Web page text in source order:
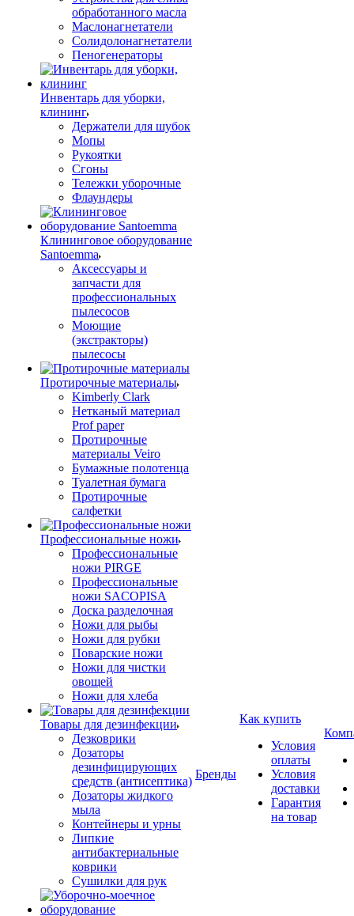
обработанного масла
Маслонагнетатели
Солидолонагнетатели
Пеногенераторы
Инвентарь для уборки,
клининг
Держатели для шубок
Мопы
Рукоятки
Сгоны
Тележки уборочные
Флаундеры
Клининговое оборудование
Santoemma
Аксессуары и
запчасти для
профессиональных
пылесосов
Моющие
(экстракторы)
пылесосы
Протирочные материалы
Kimberly Clark
Нетканый материал
Prof paper
Протирочные
материалы Veiro
Бумажные полотенца
Туалетная бумага
Протирочные
салфетки
Профессиональные ножи
Профессиональные
ножи PIRGE
Профессиональные
ножи SACOPISA
Доска разделочная
Ножи для рыбы
Ножи для рубки
Поварские ножи
Ножи для чистки
овощей
Ножи для хлеба
Товары для дезинфекции
Дезковрики
Дозаторы
дезинфицирующих
средств (антисептика)
Дозаторы жидкого
мыла
Контейнеры и урны
Липкие
антибактериальные
коврики
Сушилки для рук
Бренды
Как купить
Условия
оплаты
Условия
доставки
Гарантия
на товар